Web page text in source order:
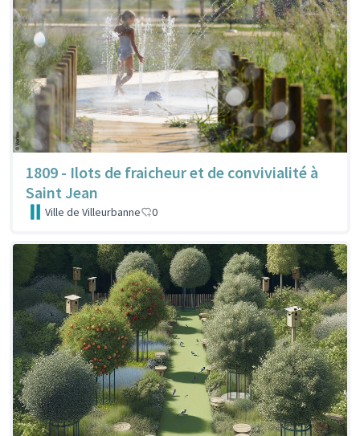
1809 - Ilots de fraicheur et de convivialité à
Saint Jean
Ville de Villeurbanne 0